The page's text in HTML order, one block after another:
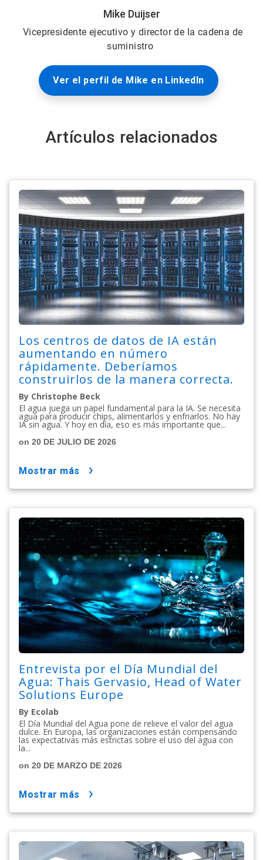
Mike Duijser
Vicepresidente ejecutivo y director de la cadena de
suministro
Ver el perfil de Mike en LinkedIn
Artículos relacionados
Los centros de datos de IA están
aumentando en número
rápidamente. Deberíamos
construirlos de la manera correcta.
By Christophe Beck
El agua juega un papel fundamental para la IA. Se necesita
agua para producir chips, alimentarlos y enfriarlos. No hay
IA sin agua. Y hoy en día, eso es más importante que...
on 20 DE JULIO DE 2026
mostrar más
Entrevista por el Día Mundial del
Agua: Thais Gervasio, Head of Water
Solutions Europe
By Ecolab
El Día Mundial del Agua pone de relieve el valor del agua
dulce. En Europa, las organizaciones están compensando
las expectativas más estrictas sobre el uso del agua con
la...
on 20 DE MARZO DE 2026
mostrar más